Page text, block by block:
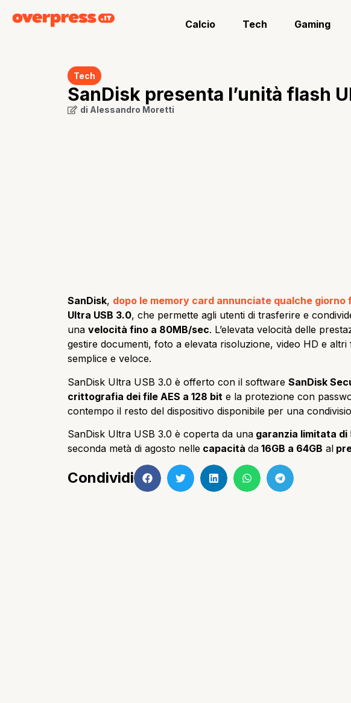
Calcio Tech Gaming
Tech
SanDisk presenta l’unità flash
di Alessandro Moretti
SanDisk, dopo le memory card annunciate qualche giorno
Ultra USB 3.0, che permette agli utenti di trasferire e
una velocità fino a 80MB/sec. L’elevata velocità delle
gestire documenti, foto a elevata risoluzione, video HD e altri
semplice e veloce.
SanDisk Ultra USB 3.0 è offerto con il software SanDisk
crittografia dei file AES a 128 bit e la protezione con
contempo il resto del dispositivo disponibile per una
SanDisk Ultra USB 3.0 è coperta da una garanzia limitata di
seconda metà di agosto nelle capacità da 16GB a 64GB al
Condividi